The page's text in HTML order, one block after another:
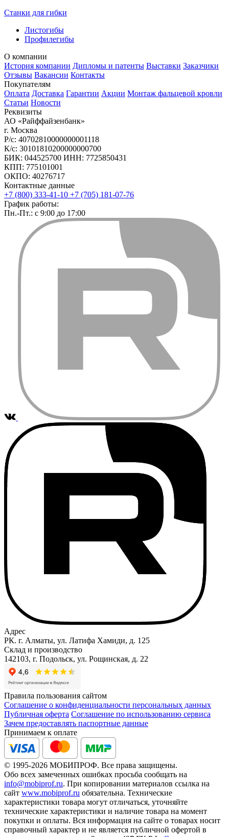
Станки для гибки
Листогибы
Профилегибы
О компании
История компании Дипломы и патенты Выставки Заказчики
Отзывы Вакансии Контакты
Покупателям
Оплата Доставка Гарантии Акции Монтаж фальцевой кровли
Статьи Новости
Реквизиты
АО «Райффайзенбанк»
г. Москва
Р/с: 40702810000000001118
К/с: 30101810200000000700
БИК: 044525700 ИНН: 7725850431
КПП: 775101001
ОКПО: 40276717
Контактные данные
+7 (800) 333-41-10 +7 (705) 181-07-76
График работы:
Пн.-Пт.: с 9:00 до 17:00
Адрес
РК. г. Алматы, ул. Латифа Хамиди, д. 125
Склад и производство
142103, г. Подольск, ул. Рощинская, д. 22
Правила пользования сайтом
Соглашение о конфиденциальности персональных данных
Публичная оферта Соглашение по использованию сервиса
Зачем предоставлять паспортные данные
Принимаем к оплате
© 1995-2026 МОБИПРОФ. Все права защищены.
Обо всех замеченных ошибках просьба сообщать на
info@mobiprof.ru. При копировании материалов ссылка на
сайт www.mobiprof.ru обязательна. Технические
характеристики товара могут отличаться, уточняйте
технические характеристики и наличие товара на момент
покупки и оплаты. Вся информация на сайте о товарах носит
справочный характер и не является публичной офертой в